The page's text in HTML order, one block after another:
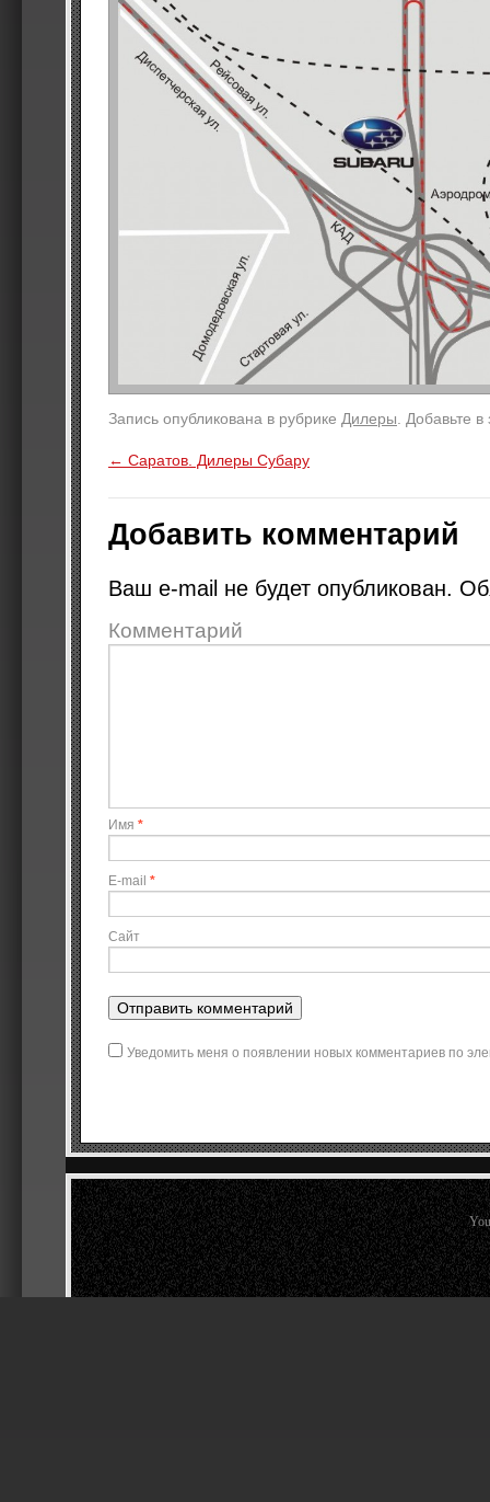
Запись опубликована в рубрике Дилеры . Добавьте
← Саратов. Дилеры Субару
Добавить комментарий
Ваш e-mail не будет опубликован.
Комментарий
Имя *
E-mail *
Сайт
Уведомить меня о появлении новых комментариев по